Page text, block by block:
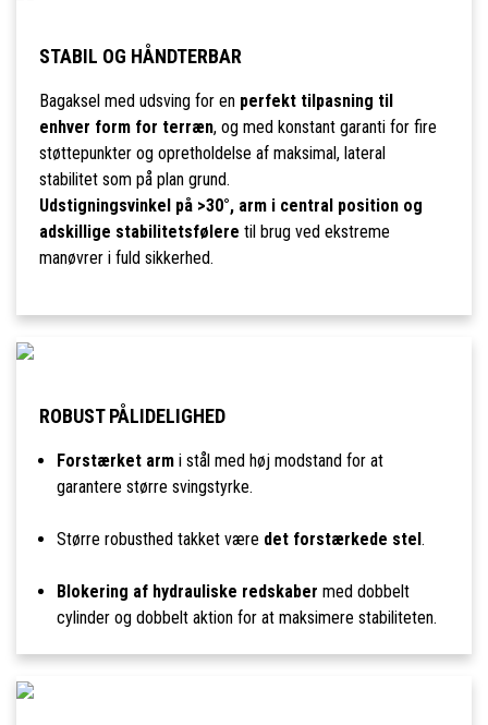
STABIL OG HÅNDTERBAR
Bagaksel med udsving for en perfekt tilpasning til
enhver form for terræn, og med konstant garanti for fire
støttepunkter og opretholdelse af maksimal, lateral
stabilitet som på plan grund.
Udstigningsvinkel på >30°, arm i central position og
adskillige stabilitetsfølere til brug ved ekstreme
manøvrer i fuld sikkerhed.
ROBUST PÅLIDELIGHED
Forstærket armi stål med høj modstand for at
garantere større svingstyrke.
Større robusthed takket være det forstærkede stel .
Blokering af hydrauliske redskaber med dobbelt
cylinder og dobbelt aktion for at maksimere stabiliteten.